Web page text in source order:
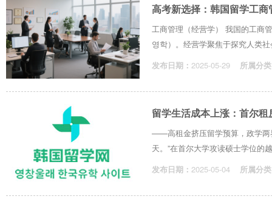
高考新选择：韩国留学工
工商管理（经营学） 我国的工商
영학）。经营学聚焦于探究人类
发布日期： 2025-05-29 所属分
留学生活成本上涨：首尔
——高租金挤压留学预算，政学两
天。”在首尔大学攻读硕士学位的
发布日期： 2025-05-04 所属分